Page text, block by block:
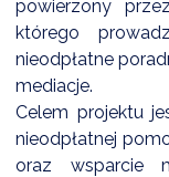
powierzony
którego
nieodpłatne
mediacje.
Celem projektu
nieodpłatnej
oraz wsparcie